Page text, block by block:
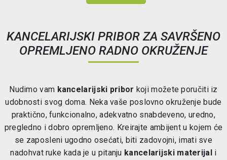
KANCELARIJSKI PRIBOR ZA SAVRŠENO
OPREMLJENO RADNO OKRUŽENJE
Nudimo vam kancelarijski pribor koji možete poručiti iz
udobnosti svog doma. Neka vaše poslovno okruženje bude
praktično, funkcionalno, adekvatno snabdeveno, uredno,
pregledno i dobro opremljeno. Kreirajte ambijent u kojem će
se zaposleni ugodno osećati, biti zadovojni, imati sve
nadohvat ruke kada je u pitanju kancelarijski materijali